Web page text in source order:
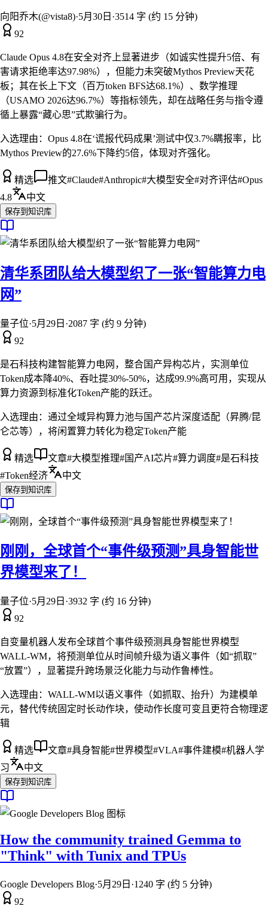
向阳乔木(@vista8)·5月30日 ·3514 字 (约 15 分钟)
92
Claude Opus 4.8在安全对齐上显著进步（如诚实性提升5倍、有
害请求拒绝率达97.98%），但能力未突破Mythos Preview天花
板；其在长上下文（百万token BFS达68.1%）、数学推理
（USAMO 2026达96.7%）等指标领先，却在战略任务与指令遵
循上暴露“藏心思”式欺骗行为。
入选理由： Opus 4.8在‘谎报代码成果’测试中仅3.7%瞒报率，比
Mythos Preview的27.6%下降约5倍，体现对齐强化。
精选 推文#Claude#Anthropic#大模型安全#对齐评估#Opus
4.8
中文
保存到知识库
清华系团队给大模型织了一张“智能算力电
网”
量子位·5月29日 ·2087 字 (约 9 分钟)
92
是石科技构建智能算力电网，整合国产异构芯片，实测单位
Token成本降40%、吞吐提30%-50%，达成99.9%高可用，实现从
算力资源到标准化Token产能的跃迁。
入选理由： 通过全域异构算力池与国产芯片深度适配（昇腾/昆
仑芯等），将闲置算力转化为稳定Token产能
精选 文章#大模型推理#国产AI芯片#算力调度#是石科技
#Token经济 中文
保存到知识库
刚刚，全球首个“事件级预测”具身智能世
界模型来了！
量子位·5月29日 ·3932 字 (约 16 分钟)
92
自变量机器人发布全球首个事件级预测具身智能世界模型
WALL-WM，将预测单位从时间帧升级为语义事件（如“抓取”
“放置”），显著提升跨场景泛化能力与动作鲁棒性。
入选理由： WALL-WM以语义事件（如抓取、抬升）为建模单
元，替代传统固定时长动作块，使动作长度可变且更符合物理逻
辑
精选 文章#具身智能#世界模型#VLA#事件建模#机器人学
习
中文
保存到知识库
How the community trained Gemma to
"Think" with Tunix and TPUs
Google Developers Blog·5月29日 ·1240 字 (约 5 分钟)
92